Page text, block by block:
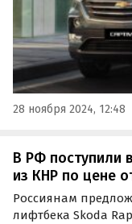
28 ноября 2024, 12:48
В РФ поступили
из КНР по цене
Россиянам
лифтбека Skoda